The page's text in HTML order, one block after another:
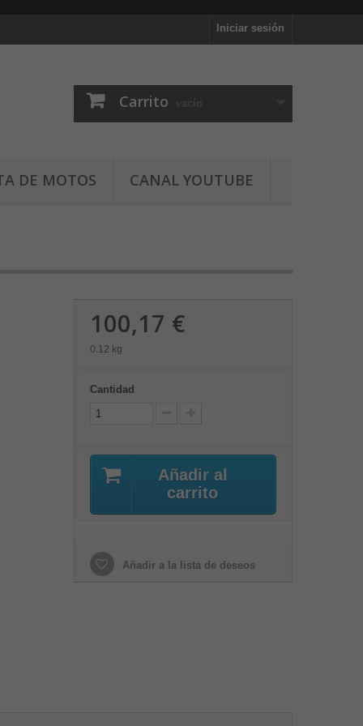
Iniciar sesión
Carrito vacío
DE MOTOS CANAL YOUTUBE
100,17 €
0.12 kg
Cantidad
Añadir al
carrito
Añadir a la lista de deseos